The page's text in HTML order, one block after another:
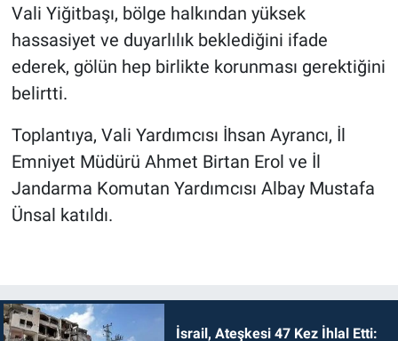
Vali Yiğitbaşı, bölge halkından yüksek
hassasiyet ve duyarlılık beklediğini ifade
ederek, gölün hep birlikte korunması gerektiğini
belirtti.
Toplantıya, Vali Yardımcısı İhsan Ayrancı, İl
Emniyet Müdürü Ahmet Birtan Erol ve İl
Jandarma Komutan Yardımcısı Albay Mustafa
Ünsal katıldı.
İsrail, Ateşkesi 47 Kez İhlal Etti: